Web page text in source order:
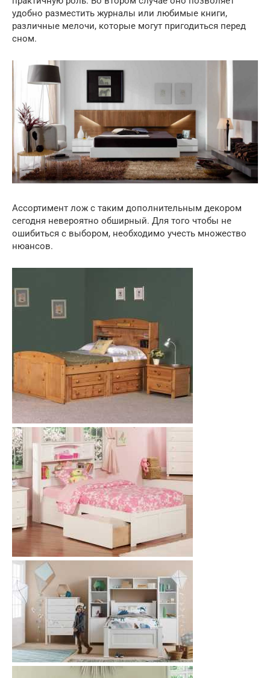
удобно разместить журналы или любимые книги,
различные мелочи, которые могут пригодиться перед
сном.
Ассортимент лож с таким дополнительным декором
сегодня невероятно обширный. Для того чтобы не
ошибиться с выбором, необходимо учесть множество
нюансов.